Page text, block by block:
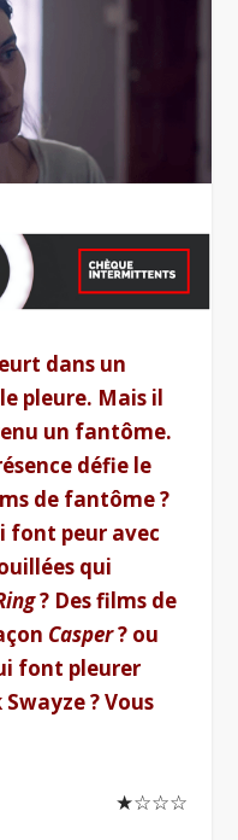
dans un
pleure. Mais il
un fantôme.
défie le
de fantôme ?
font peur avec
qui
? Des films de
Casper? ou
font pleurer
? Vous
★☆☆☆